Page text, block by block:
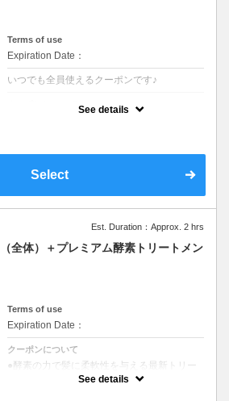
Terms of use
Expiration Date：
いつでも全員使えるクーポンです♪
気軽なスパです☆
See details
Select
Est. Duration：Approx. 2 hrs
（全体）＋プレミアム酵素トリートメン
Terms of use
Expiration Date：
クーポンについて
●酵素の力で髪に柔軟性を与える最新トリー
トメント●ＳＢ込●長さ料金あり《こちらのク
ーポンご利用のお客様のみ》オリジナル酵素
See details